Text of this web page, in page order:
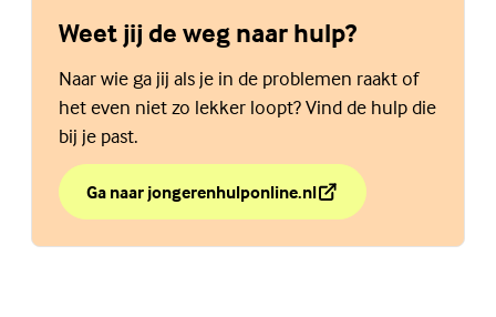
Weet jij de weg naar hulp?
Naar wie ga jij als je in de problemen raakt of
het even niet zo lekker loopt? Vind de hulp die
bij je past.
Ga naar jongerenhulponline.nl
over Weet jij de weg naar hulp?
(Externe link)